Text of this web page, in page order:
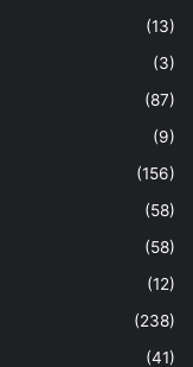
(13)
(3)
(87)
(9)
(156)
(58)
(58)
(12)
(238)
(41)